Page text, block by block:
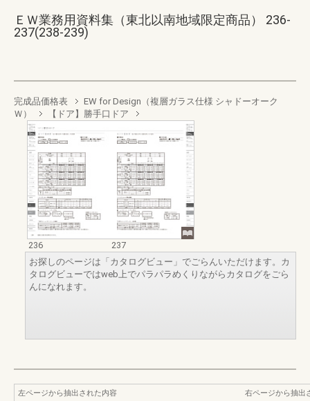
ＥＷ業務用資料集（東北以南地域限定商品） 236-
237(238-239)
完成品価格表
EW for Design（複層ガラス仕様 シャドーオーク
Ｗ）
【ドア】勝手口ドア
236
237
お探しのページは「カタログビュー」でごらんいただけます。カ
タログビューではweb上でパラパラめくりながらカタログをごら
んになれます。
左ページから抽出された内容
右ページから抽出